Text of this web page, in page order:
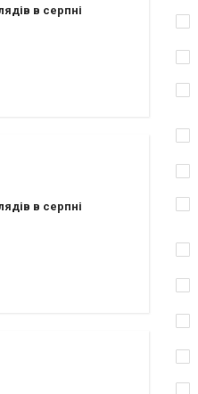
в серпні
в серпні